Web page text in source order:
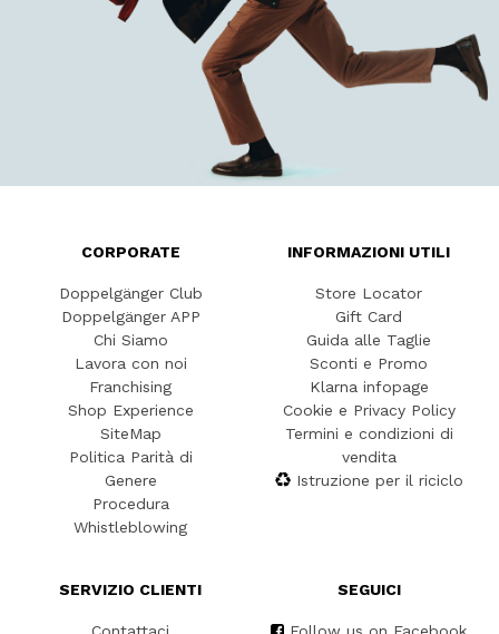
CORPORATE
Doppelgänger Club
Doppelgänger APP
Chi Siamo
Lavora con noi
Franchising
Shop Experience
SiteMap
Politica Parità di
Genere
Procedura
Whistleblowing
INFORMAZIONI UTILI
Store Locator
Gift Card
Guida alle Taglie
Sconti e Promo
Klarna infopage
Cookie e Privacy Policy
Termini e condizioni di
vendita
Istruzione per il riciclo
SERVIZIO CLIENTI SEGUICI